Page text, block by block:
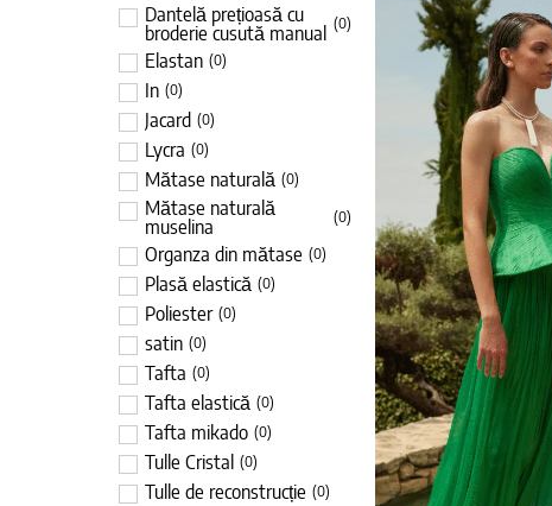
Dantelă prețioasă cu
broderie cusută manual (0)
Elastan (0)
In (0)
Jacard (0)
Lycra (0)
Mătase naturală (0)
Mătase naturală
muselina
(0)
Organza din mătase (0)
Plasă elastică (0)
Poliester (0)
satin (0)
Tafta (0)
Tafta elastică (0)
Tafta mikado (0)
Tulle Cristal (0)
Tulle de reconstrucție (0)